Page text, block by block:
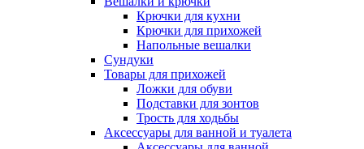
Крючки для кухни
Крючки для прихожей
Напольные вешалки
Сундуки
Товары для прихожей
Ложки для обуви
Подставки для зонтов
Трость для ходьбы
Аксессуары для ванной и туалета